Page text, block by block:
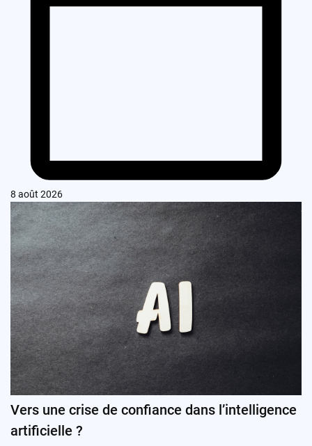
8 août 2026
Vers une crise de confiance dans l’intelligence
artificielle ?